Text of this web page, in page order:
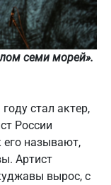
семи морей».
стал актер,
России
его называют,
Артист
вырос, с